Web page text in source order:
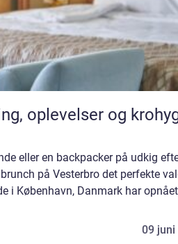
eller en backpacker på udkig
på Vesterbro det perfekte
i København, Danmark har
09 juni